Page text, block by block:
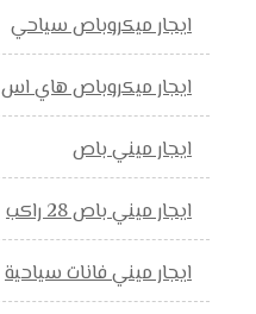
ايجار ميكروباص سياحي
ايجار ميكروباص هاي اس
ايجار ميني باص
ايجار ميني باص 28 راكب
ايجار ميني فانات سياحية